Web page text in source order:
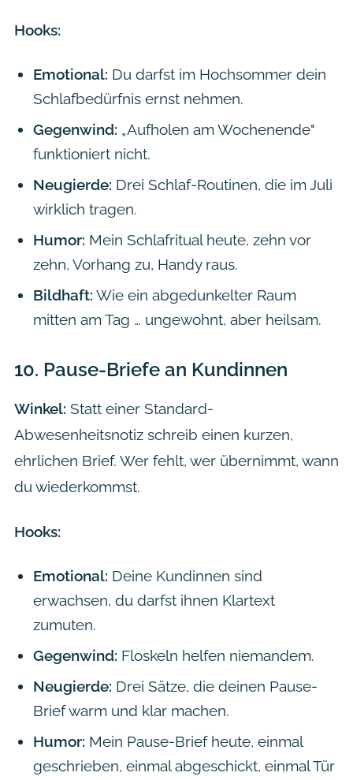
Hooks:
Emotional: Du darfst im Hochsommer dein
Schlafbedürfnis ernst nehmen.
Gegenwind: „Aufholen am Wochenende"
funktioniert nicht.
Neugierde: Drei Schlaf-Routinen, die im Juli
wirklich tragen.
Humor: Mein Schlafritual heute, zehn vor
zehn, Vorhang zu, Handy raus.
Bildhaft: Wie ein abgedunkelter Raum
mitten am Tag … ungewohnt, aber heilsam.
10. Pause-Briefe an Kundinnen
Winkel: Statt einer Standard-
Abwesenheitsnotiz schreib einen kurzen,
ehrlichen Brief. Wer fehlt, wer übernimmt, wann
du wiederkommst.
Hooks:
Emotional: Deine Kundinnen sind
erwachsen, du darfst ihnen Klartext
zumuten.
Gegenwind: Floskeln helfen niemandem.
Neugierde: Drei Sätze, die deinen Pause-
Brief warm und klar machen.
Humor: Mein Pause-Brief heute, einmal
geschrieben, einmal abgeschickt, einmal Tür